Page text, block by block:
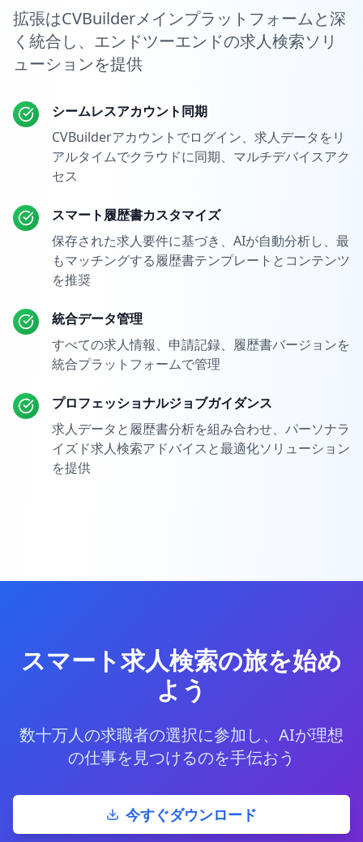
拡張はCVBuilderメインプラットフォームと深
く統合し、エンドツーエンドの求人検索ソリ
ューションを提供
シームレスアカウント同期
CVBuilderアカウントでログイン、求人データをリ
アルタイムでクラウドに同期、マルチデバイスアク
セス
スマート履歴書カスタマイズ
保存された求人要件に基づき、AIが自動分析し、最
もマッチングする履歴書テンプレートとコンテンツ
を推奨
統合データ管理
すべての求人情報、申請記録、履歴書バージョンを
統合プラットフォームで管理
プロフェッショナルジョブガイダンス
求人データと履歴書分析を組み合わせ、パーソナラ
イズド求人検索アドバイスと最適化ソリューション
を提供
スマート求人検索の旅を始め
よう
数十万人の求職者の選択に参加し、AIが理想
の仕事を見つけるのを手伝おう
今すぐダウンロード